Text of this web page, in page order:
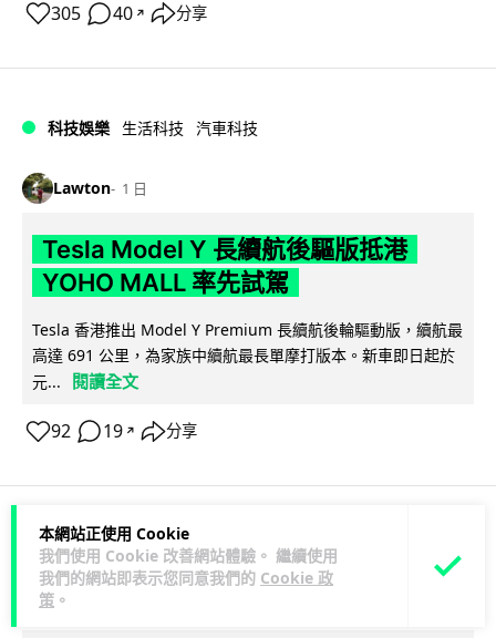
本網站正使用 Cookie
我們使用 Cookie 改善網站體驗。 繼續使用
我們的網站即表示您同意我們的 Cookie 政
策 。
305 40 ↗ 分享
科技娛樂 生活科技 汽車科技
Lawton 1 日
Tesla Model Y 長續航後驅版抵港
YOHO MALL 率先試駕
Tesla 香港推出 Model Y Premium 長續航後輪驅動版，續航最
高達 691 公里，為家族中續航最長單摩打版本。新車即日起於
元...
閱讀全文
92 19 ↗ 分享
人工智能
Vin